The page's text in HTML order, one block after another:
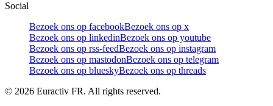
Social
Bezoek ons op facebookBezoek ons op x
Bezoek ons op linkedinBezoek ons op youtube
Bezoek ons op rss-feedBezoek ons op instagram
Bezoek ons op mastodonBezoek ons op telegram
Bezoek ons op blueskyBezoek ons op threads
© 2026 Euractiv FR. All rights reserved.